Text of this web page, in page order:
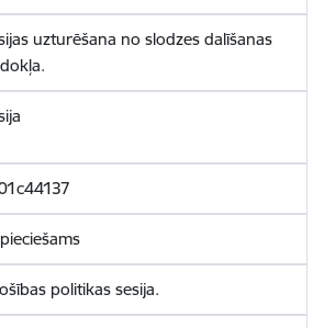
uzturēšana no slodzes dalīšanas
politikas sesija.